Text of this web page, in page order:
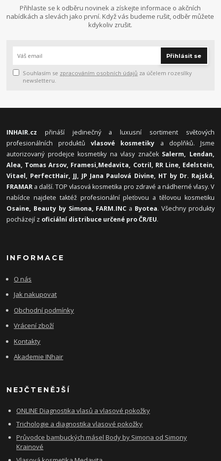
Přihlaste se k odběru novinek a získejte informace o akčních
nabídkách a slevách jako první. Když vás budeme rušit, odběr můžete
kdykoliv zrušit.
Přihlásit se
Souhlasím se zpracováním osobních údajů za účelem rozesílky
newsletteru.
INHAIR.cz přináší jedinečný a luxusní sortiment světových
profesionálních produktůvlasové kosmetiky a doplňků. Jsme
autorizovaný prodejce kosmetiky na vlasy značek Salerm, Lendan,
Alea, Tomas Arsov, Framesi,Medavita, Cotril, RR Line, Edelstein,
Vitael, PerfectHair, JJ, JP Jana Paulová Divine, HT by Dr. Rajská,
FRAMAR a další. TOP vlasová kosmetika pro zdravé a nádherné vlasy. V
nabídce najdete taktéž profesionální pleťovou a tělovou kosmetiku
Osaine, Beauty by Simona, FARM.INC a Byotea. Všechny produkty
pocházejí z oficiální distribuce určené pro ČR/EU.
INFORMACE
O nás
Jak nakupovat
Obchodní podmínky
Vrácení zboží
Kontakty
Akademie INhair
NEJČTENĚJŠÍ
ONLINE Diagnostika vlasů a vlasové pokožky
Trichologie a diagnostika vlasové pokožky
Průvodce bambuckých másel Body by Simona od Simony
Krainové